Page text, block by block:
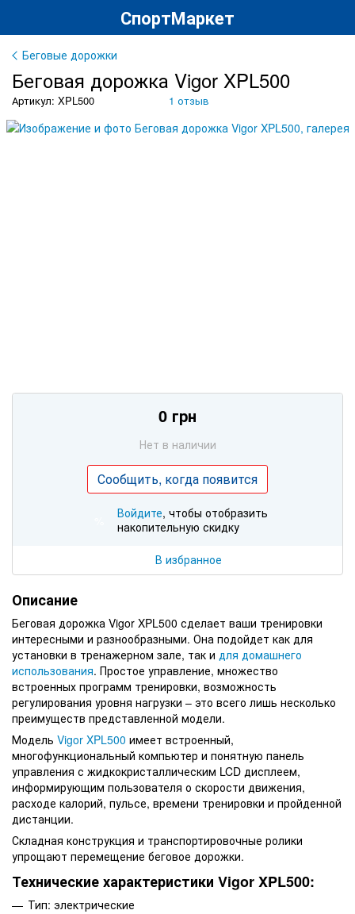
СпортМаркет
Беговые дорожки
Беговая дорожка Vigor XPL500
Артикул: XPL500 1 отзыв
0 грн
Нет в наличии
Сообщить, когда появится
Войдите, чтобы отобразить
накопительную скидку
В избранное
Описание
Беговая дорожка Vigor XPL500 сделает ваши тренировки
интересными и разнообразными. Она подойдет как для
установки в тренажерном зале, так и для домашнего
использования. Простое управление, множество
встроенных программ тренировки, возможность
регулирования уровня нагрузки – это всего лишь несколько
преимуществ представленной модели.
Модель Vigor XPL500 имеет встроенный,
многофункциональный компьютер и понятную панель
управления с жидкокристаллическим LCD дисплеем,
информирующим пользователя о скорости движения,
расходе калорий, пульсе, времени тренировки и пройденной
дистанции.
Складная конструкция и транспортировочные ролики
упрощают перемещение беговое дорожки.
Технические характеристики Vigor XPL500:
Тип: электрические